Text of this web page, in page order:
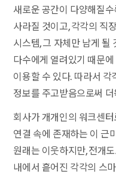
새로운 공간이 다양해질수
사라질 것이고, 각각의 직
시스템, 그 자체만 남게 될
다수에게 열려있기 때문
이용할 수 있다. 따라서 각
정보를 주고받음으로써
회사가 개개인의 워크센
연결 속에 존재하는 이 근
원래는 이웃하지만, 전개
내에서 흩어진 각각의 스